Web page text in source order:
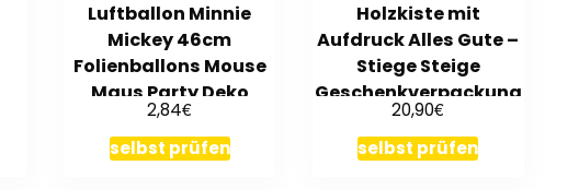
Luftballon Minnie
Mickey 46cm
Folienballons Mouse
Maus Party Deko
Geburtstag
2,84€
selbst prüfen
Holzkiste mit
Aufdruck Alles Gute –
Stiege Steige
Geschenkverpackung
Präsentkorb
20,90€
selbst prüfen